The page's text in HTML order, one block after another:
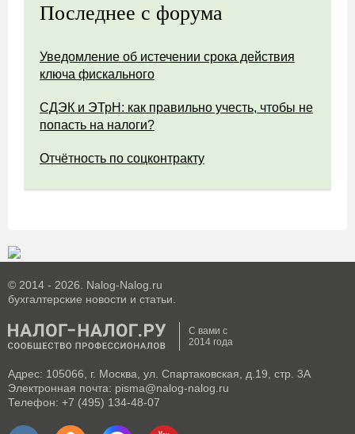
Последнее с форума
Уведомление об истечении срока действия
ключа фискального
СДЭК и ЭТрН: как правильно учесть, чтобы не
попасть на налоги?
Отчётность по соцконтракту
© 2014 - 2026. Nalog-Nalog.ru
бухгалтерские новости и статьи.
С вами с
2014 года
Адрес: 105066, г. Москва, ул. Спартаковская, д.19, стр. 3А
Электронная почта: pisma@nalog-nalog.ru
Телефон: +7 (495) 134-48-07